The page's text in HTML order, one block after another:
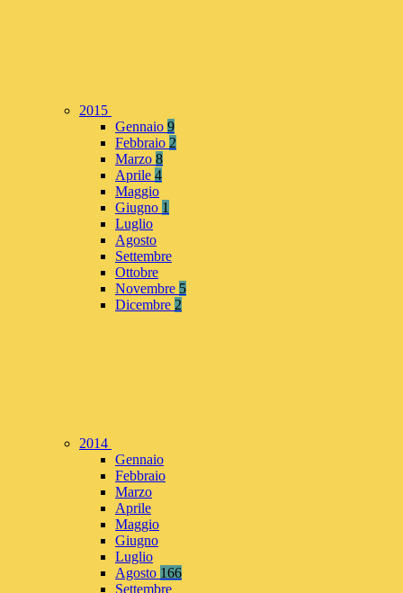
2015
Gennaio 9
Febbraio 2
Marzo 8
Aprile 4
Maggio
Giugno 1
Luglio
Agosto
Settembre
Ottobre
Novembre 5
Dicembre 2
2014
Gennaio
Febbraio
Marzo
Aprile
Maggio
Giugno
Luglio
Agosto 166
Settembre